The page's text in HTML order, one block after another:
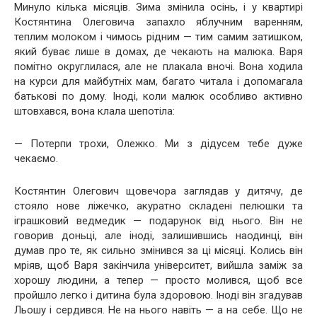
Минуло кілька місяців. Зима змінила осінь, і у квартирі
Костянтина Олеговича запахло яблучним варенням,
теплим молоком і чимось рідним — тим самим затишком,
який буває лише в домах, де чекають на малюка. Варя
помітно округлилася, але не плакала вночі. Вона ходила
на курси для майбутніх мам, багато читала і допомагала
батькові по дому. Іноді, коли малюк особливо активно
штовхався, вона клала шепотіла:
— Потерпи трохи, Олежко. Ми з дідусем тебе дуже
чекаємо.
Костянтин Олегович щовечора заглядав у дитячу, де
стояло нове ліжечко, акуратно складені пелюшки та
іграшковий ведмедик — подарунок від нього. Він не
говорив доньці, але іноді, залишившись наодинці, він
думав про те, як сильно змінився за ці місяці. Колись він
мріяв, щоб Варя закінчила університет, вийшла заміж за
хорошу людини, а тепер — просто молився, щоб все
пройшло легко і дитина була здоровою. Іноді він згадував
Льошу і сердився. Не на нього навіть — а на себе. Що не